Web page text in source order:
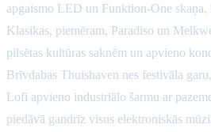
apgaismo LED un Funktion-One
Klasikas, piemēram, Paradiso un
pilsētas kultūras saknēm un apvieno
Brīvdabas Thuishaven nes festivāla
Lofi apvieno industriālo šarmu ar
piedāvā gandrīz visus elektroniskās